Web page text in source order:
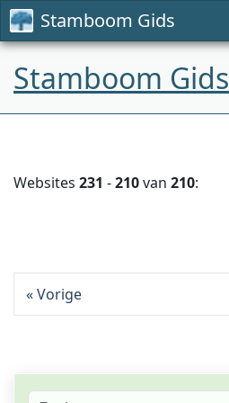
Stamboom Gids
Stamboom Gids
Websites 231 -210van 210:
Vorige